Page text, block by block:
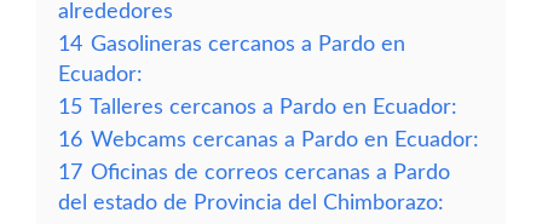
alrededores
14 Gasolineras cercanos a Pardo en
Ecuador:
15 Talleres cercanos a Pardo en Ecuador:
16 Webcams cercanas a Pardo en Ecuador:
17 Oficinas de correos cercanas a Pardo
del estado de Provincia del Chimborazo: